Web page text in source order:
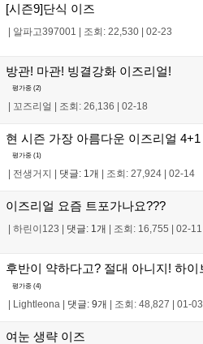
[시즌9]단식 이즈
| 알파고397001 | 조회: 22,530 | 02-23
방관! 마관! 빙결강화 이즈리얼!
평가중 (2)
꼬즈리얼 조회: 26,136 02-18
현 시즌 가장 아름다운 이즈리얼 4+1
평가중 (1)
전생거지 댓글: 1개 조회: 27,924 02-14
이즈리얼 요즘 트포가나요???
하린이123 댓글: 1개 조회: 16,755 02-11
후반이 약하다고? 절대 아니지! 하
평가중 (4)
| Lightleona | 댓글: 9개 | 조회: 48,827 | 01-03
여눈 생략 이즈